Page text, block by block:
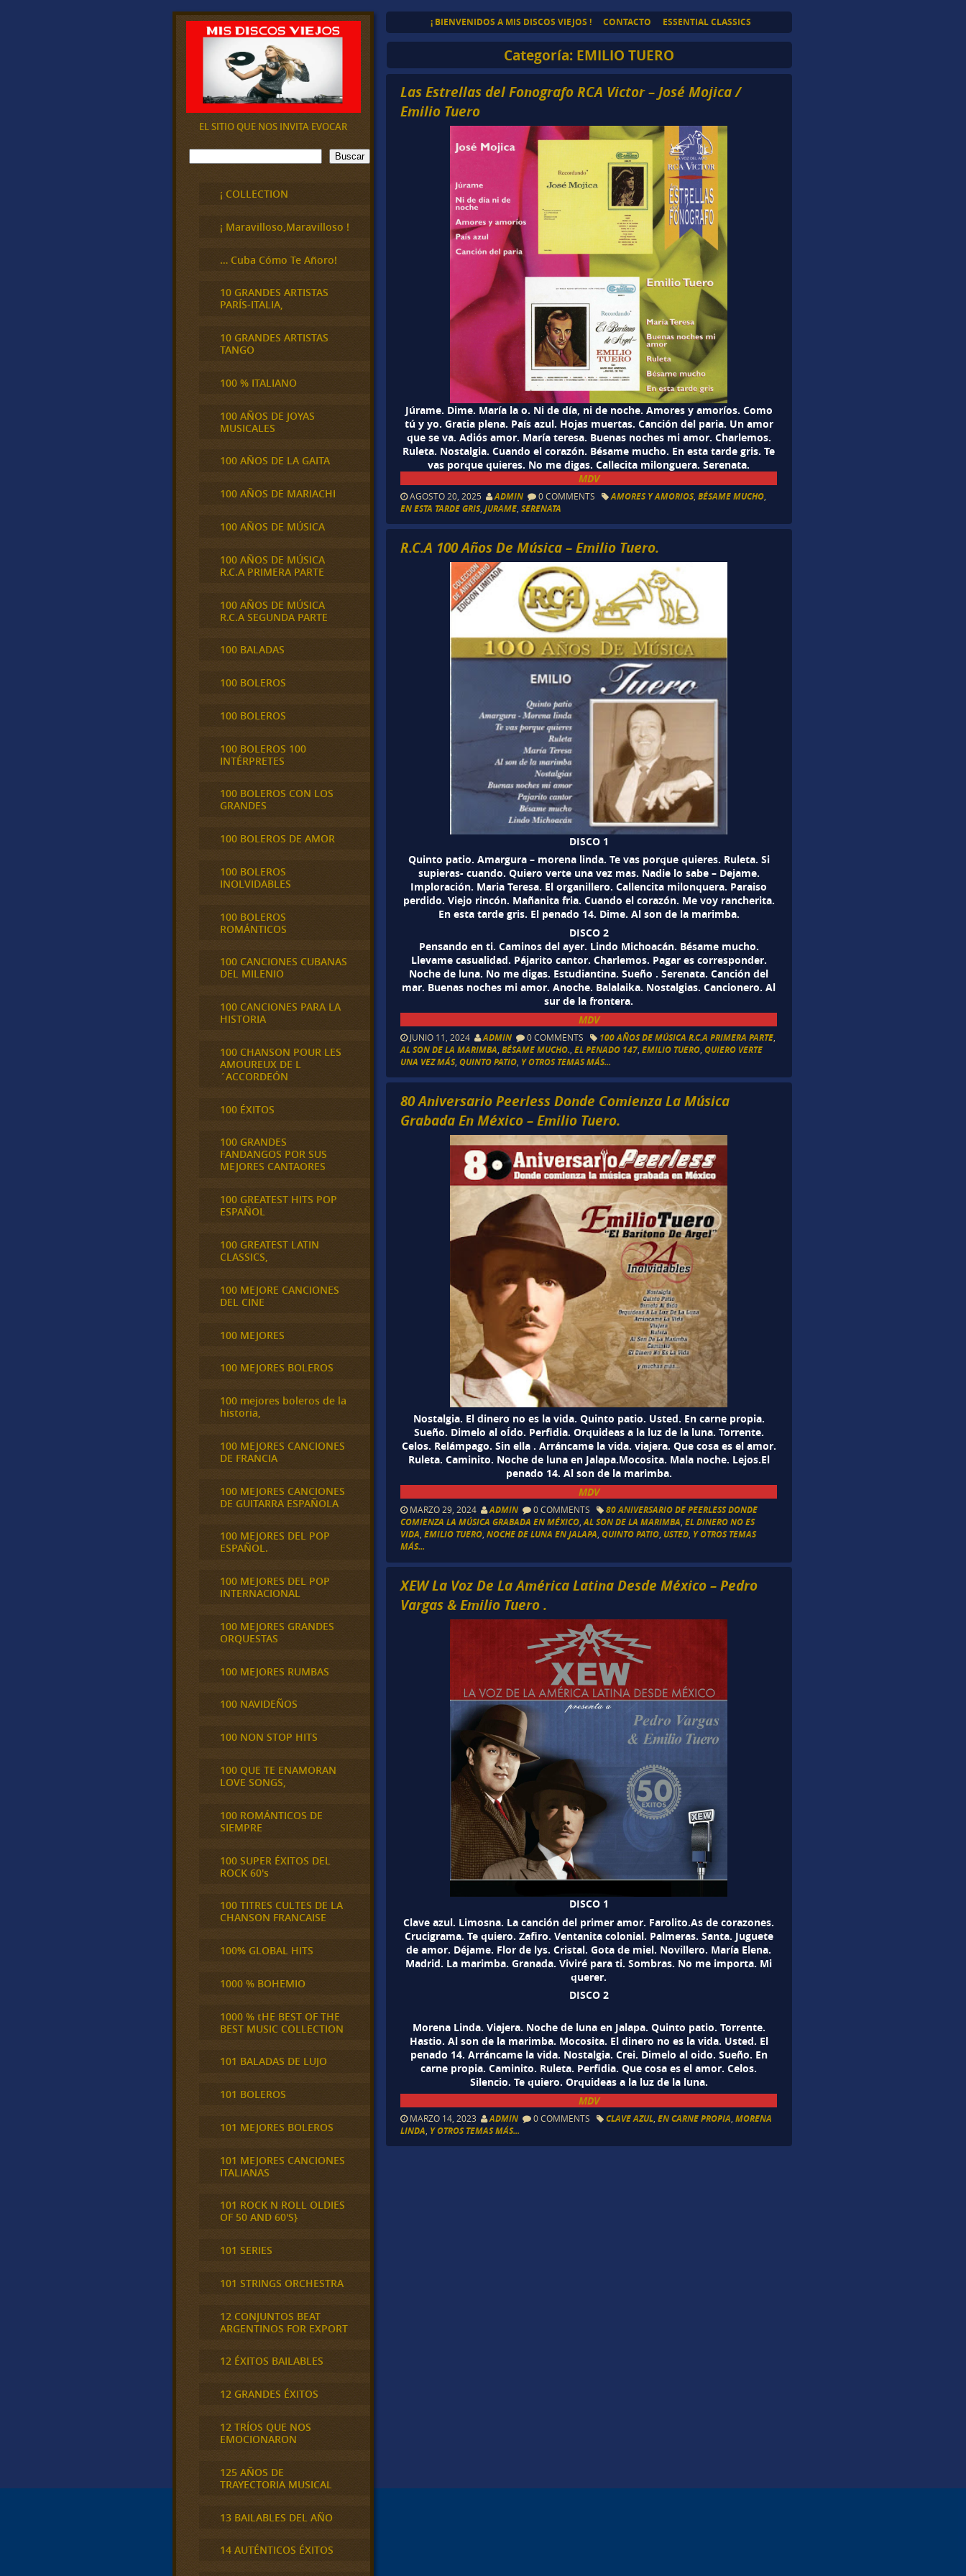
¡ BIENVENIDOS A MIS DISCOS VIEJOS ! CONTACTO ESSENTIAL CLASSICS
Categoría: EMILIO TUERO
Las Estrellas del Fonografo RCA Victor – José Mojica /
Emilio Tuero
Júrame. Dime. María la o. Ni de día, ni de noche. Amores y amoríos. Como
tú y yo. Gratia plena. País azul. Hojas muertas. Canción del paria. Un amor
que se va. Adiós amor. María teresa. Buenas noches mi amor. Charlemos.
Ruleta. Nostalgia. Cuando el corazón. Bésame mucho. En esta tarde gris. Te
vas porque quieres. No me digas. Callecita milonguera. Serenata.
MDV
AGOSTO 20, 2025 ADMIN 0 COMMENTS AMORES Y AMORIOS,BÉSAME MUCHO
EN ESTA TARDE GRIS,JURAME ,SERENATA
R.C.A 100 Años De Música – Emilio Tuero.
DISCO 1
Quinto patio. Amargura – morena linda. Te vas porque quieres. Ruleta. Si
supieras- cuando. Quiero verte una vez mas. Nadie lo sabe – Dejame.
Imploración. Maria Teresa. El organillero. Callencita milonquera. Paraiso
perdido. Viejo rincón. Mañanita fria. Cuando el corazón. Me voy rancherita.
En esta tarde gris. El penado 14. Dime. Al son de la marimba.
DISCO 2
Pensando en ti. Caminos del ayer. Lindo Michoacán. Bésame mucho.
Llevame casualidad. Pájarito cantor. Charlemos. Pagar es corresponder.
Noche de luna. No me digas. Estudiantina. Sueño . Serenata. Canción del
mar. Buenas noches mi amor. Anoche. Balalaika. Nostalgias. Cancionero. Al
sur de la frontera.
MDV
JUNIO 11, 2024 ADMIN 0 COMMENTS 100 AÑOS DE MÚSICA R.C.A PRIMERA PARTE
AL SON DE LA MARIMBA ,BÉSAME MUCHO. ,EL PENADO 147 ,EMILIO TUERO ,QUIERO VERTE
UNA VEZ MÁS,QUINTO PATIO Y OTROS TEMAS MÁS...
80 Aniversario Peerless Donde Comienza La Música
Grabada En México – Emilio Tuero.
Nostalgia. El dinero no es la vida. Quinto patio. Usted. En carne propia.
Sueño. Dimelo al oÍdo. Perfidia. Orquideas a la luz de la luna. Torrente.
Celos. Relámpago. Sin ella . Arráncame la vida. viajera. Que cosa es el amor.
Ruleta. Caminito. Noche de luna en Jalapa.Mocosita. Mala noche. Lejos.El
penado 14. Al son de la marimba.
MDV
MARZO 29, 2024 ADMIN 0 COMMENTS
80 ANIVERSARIO DE PEERLESS DONDE
COMIENZA LA MÚSICA GRABADA EN MÉXICO ,AL SON DE LA MARIMBA ,EL DINERO NO ES
VIDA ,EMILIO TUERO ,NOCHE DE LUNA EN JALAPA ,QUINTO PATIO USTED Y OTROS TEMAS
MÁS...
XEW La Voz De La América Latina Desde México – Pedro
Vargas & Emilio Tuero .
DISCO 1
Clave azul. Limosna. La canción del primer amor. Farolito.As de corazones.
Crucigrama. Te quiero. Zafiro. Ventanita colonial. Palmeras. Santa. Juguete
de amor. Déjame. Flor de lys. Cristal. Gota de miel. Novillero. María Elena.
Madrid. La marimba. Granada. Viviré para ti. Sombras. No me importa. Mi
querer.
DISCO 2
Morena Linda. Viajera. Noche de luna en Jalapa. Quinto patio. Torrente.
Hastio. Al son de la marimba. Mocosita. El dinero no es la vida. Usted. El
penado 14. Arráncame la vida. Nostalgia. Crei. Dimelo al oido. Sueño. En
carne propia. Caminito. Ruleta. Perfidia. Que cosa es el amor. Celos.
Silencio. Te quiero. Orquideas a la luz de la luna.
MDV
MARZO 14, 2023 ADMIN 0 COMMENTS CLAVE AZUL ,EN CARNE PROPIA ,MORENA
LINDA Y OTROS TEMAS MÁS...
EL SITIO QUE NOS INVITA EVOCAR
B
u
Buscar
¡ COLLECTION
¡ Maravilloso,Maravilloso !
… Cuba Cómo Te Añoro!
10 GRANDES ARTISTAS
PARÍS-ITALIA,
10 GRANDES ARTISTAS
TANGO
100 % ITALIANO
100 AÑOS DE JOYAS
MUSICALES
100 AÑOS DE LA GAITA
100 AÑOS DE MARIACHI
100 AÑOS DE MÚSICA
100 AÑOS DE MÚSICA
R.C.A PRIMERA PARTE
100 AÑOS DE MÚSICA
R.C.A SEGUNDA PARTE
100 BALADAS
100 BOLEROS
100 BOLEROS
100 BOLEROS 100
INTÉRPRETES
100 BOLEROS CON LOS
GRANDES
100 BOLEROS DE AMOR
100 BOLEROS
INOLVIDABLES
100 BOLEROS
ROMÁNTICOS
100 CANCIONES CUBANAS
DEL MILENIO
100 CANCIONES PARA LA
HISTORIA
100 CHANSON POUR LES
AMOUREUX DE L
´ACCORDEÓN
100 ÉXITOS
100 GRANDES
FANDANGOS POR SUS
MEJORES CANTAORES
100 GREATEST HITS POP
ESPAÑOL
100 GREATEST LATIN
CLASSICS,
100 MEJORE CANCIONES
DEL CINE
100 MEJORES
100 MEJORES BOLEROS
100 mejores boleros de la
historia,
100 MEJORES CANCIONES
DE FRANCIA
100 MEJORES CANCIONES
DE GUITARRA ESPAÑOLA
100 MEJORES DEL POP
ESPAÑOL.
100 MEJORES DEL POP
INTERNACIONAL
100 MEJORES GRANDES
ORQUESTAS
100 MEJORES RUMBAS
100 NAVIDEÑOS
100 NON STOP HITS
100 QUE TE ENAMORAN
LOVE SONGS,
100 ROMÁNTICOS DE
SIEMPRE
100 SUPER ÉXITOS DEL
ROCK 60's
100 TITRES CULTES DE LA
CHANSON FRANCAISE
100% GLOBAL HITS
1000 % BOHEMIO
1000 % tHE BEST OF THE
BEST MUSIC COLLECTION
101 BALADAS DE LUJO
101 BOLEROS
101 MEJORES BOLEROS
101 MEJORES CANCIONES
ITALIANAS
101 ROCK N ROLL OLDIES
OF 50 AND 60'S}
101 SERIES
101 STRINGS ORCHESTRA
12 CONJUNTOS BEAT
ARGENTINOS FOR EXPORT
12 ÉXITOS BAILABLES
12 GRANDES ÉXITOS
12 TRÍOS QUE NOS
EMOCIONARON
125 AÑOS DE
TRAYECTORIA MUSICAL
13 BAILABLES DEL AÑO
14 AUTÉNTICOS ÉXITOS